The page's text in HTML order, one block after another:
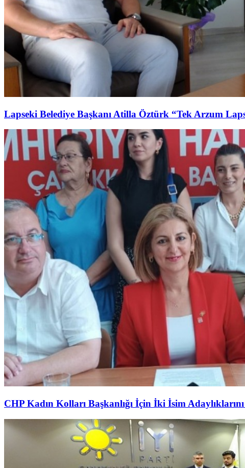
Lapseki Belediye Başkanı Atilla Öztürk “Tek Arzum
CHP Kadın Kolları Başkanlığı İçin İki İsim